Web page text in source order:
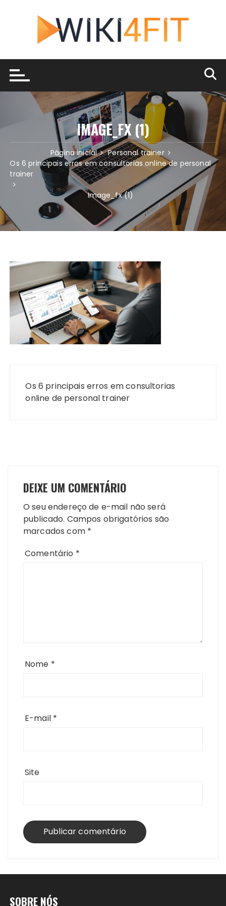
conteúdo
IMAGE_FX (1)
Página inicial
Personal trainer
Os 6 principais erros em consultorias online de personal
trainer
Image_fx (1)
Post
Os 6 principais erros em consultorias
online de personal trainer
DEIXE UM COMENTÁRIO
O seu endereço de e-mail não será
publicado. Campos obrigatórios são
marcados com *
Comentário *
Nome *
E-mail *
Site
SOBRE NÓS